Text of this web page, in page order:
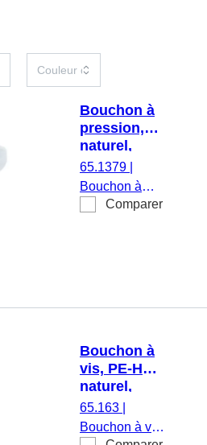
Bouchon à
pression,
naturel,
compatible
avec tubes
Ø 10-17 mm
65.1379
Bouchon à
pression,
Comparer
Bouchon à
vis, PE-HD,
naturel,
pour tubes
75 x 13 mm
65.163
Bouchon à vis,